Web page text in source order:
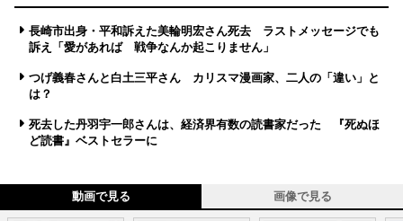
長崎市出身・平和訴えた美輪明宏さん死去 ラストメッセージでも
訴え「愛があれば 戦争なんか起こりません」
つげ義春さんと白土三平さん カリスマ漫画家、二人の「違い」と
は？
死去した丹羽宇一郎さんは、経済界有数の読書家だった 『死ぬほ
ど読書』ベストセラーに
動画で見る 画像で見る